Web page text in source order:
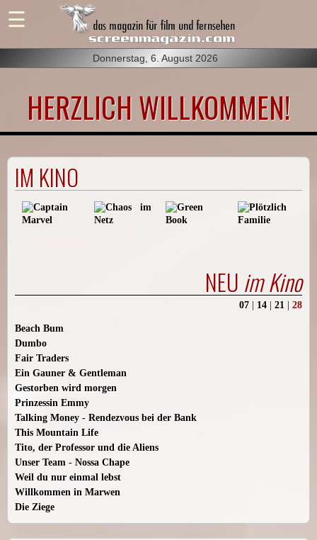
Donnerstag, 6. August 2026
HERZLICH WILLKOMMEN!
IM KINO
NEU im Kino
07 14 21 28
Beach Bum
Dumbo
Fair Traders
Ein Gauner & Gentleman
Gestorben wird morgen
Prinzessin Emmy
Talking Money - Rendezvous bei der Bank
This Mountain Life
Tito, der Professor und die Aliens
Unser Team - Nossa Chape
Weil du nur einmal lebst
Willkommen in Marwen
Die Ziege